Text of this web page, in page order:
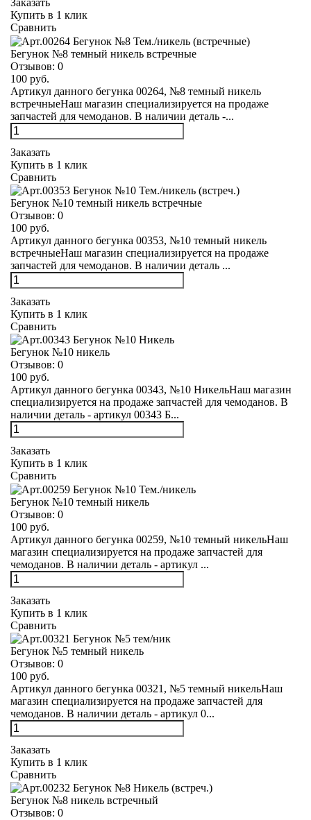
Заказать
Купить в 1 клик
Сравнить
Бегунок №8 темный никель встречные
Отзывов: 0
100 руб.
Артикул данного бегунка 00264, №8 темный никель
встречныеНаш магазин специализируется на продаже
запчастей для чемоданов. В наличии деталь -...
Заказать
Купить в 1 клик
Сравнить
Бегунок №10 темный никель встречные
Отзывов: 0
100 руб.
Артикул данного бегунка 00353, №10 темный никель
встречныеНаш магазин специализируется на продаже
запчастей для чемоданов. В наличии деталь ...
Заказать
Купить в 1 клик
Сравнить
Бегунок №10 никель
Отзывов: 0
100 руб.
Артикул данного бегунка 00343, №10 НикельНаш магазин
специализируется на продаже запчастей для чемоданов. В
наличии деталь - артикул 00343 Б...
Заказать
Купить в 1 клик
Сравнить
Бегунок №10 темный никель
Отзывов: 0
100 руб.
Артикул данного бегунка 00259, №10 темный никельНаш
магазин специализируется на продаже запчастей для
чемоданов. В наличии деталь - артикул ...
Заказать
Купить в 1 клик
Сравнить
Бегунок №5 темный никель
Отзывов: 0
100 руб.
Артикул данного бегунка 00321, №5 темный никельНаш
магазин специализируется на продаже запчастей для
чемоданов. В наличии деталь - артикул 0...
Заказать
Купить в 1 клик
Сравнить
Бегунок №8 никель встречный
Отзывов: 0